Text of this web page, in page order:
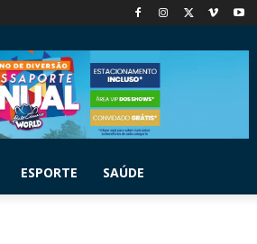
ESPORTE SAÚDE